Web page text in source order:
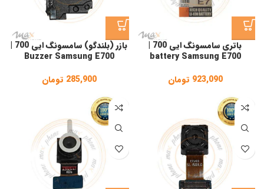
باتری سامسونگ ایی 700 |
battery Samsung E700
923,090 تومان
بازر (بلندگو) سامسونگ ایی 700 |
Buzzer Samsung E700
285,900 تومان